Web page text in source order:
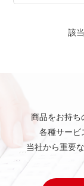
該
商品をお持ち
各種サービ
当社から重要